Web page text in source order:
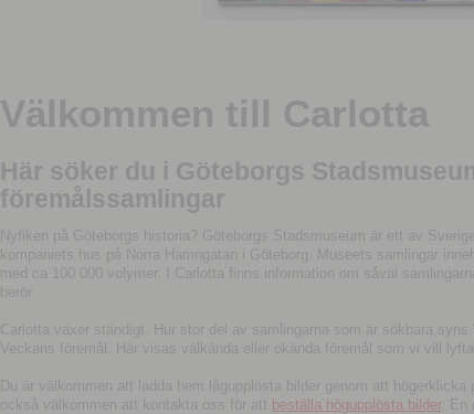
Välkommen till Carlotta
Här söker du i Göteborgs
föremålssamlingar
Nyfiken på Göteborgs historia? Göteborgs Stadsmuseum är ett av
kompaniets hus på Norra Hamngatan i Göteborg. Museets samlingar
med ca 100 000 volymer. I Carlotta finns information om såväl
berör.
Carlotta växer ständigt. Hur stor del av samlingarna som är sökbara
Veckans föremål. Här visas välkända eller okända föremål som vi vill
Du är välkommen att ladda hem lågupplösta bilder genom att
också välkommen att kontakta oss för att beställa högupplösta bilder. En